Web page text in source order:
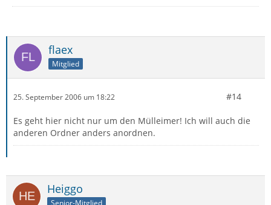
flaex
Mitglied
25. September 2006 um 18:22 #14
Es geht hier nicht nur um den Mülleimer! Ich will auch die
anderen Ordner anders anordnen.
Heiggo
Senior-Mitglied